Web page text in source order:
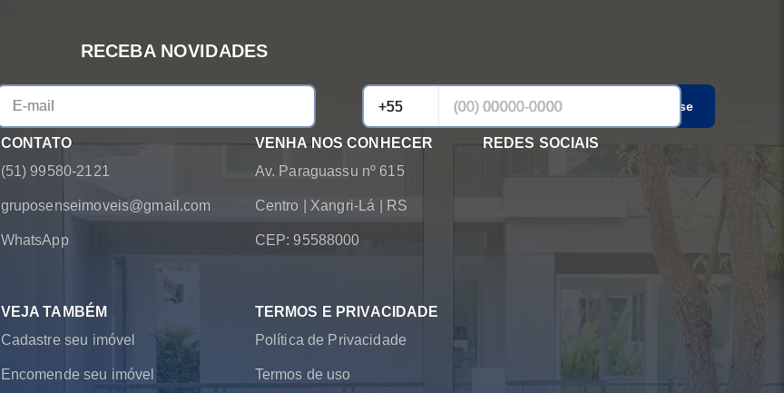
RECEBA NOVIDADES
Cadastrar-se
CONTATO
(51) 99580-2121
gruposenseimoveis@gmail.com
WhatsApp
VENHA NOS CONHECER
Av. Paraguassu nº 615
Centro Xangri-Lá RS
CEP: 95588000
REDES SOCIAIS
VEJA TAMBÉM
Cadastre seu imóvel
Encomende seu imóvel
TERMOS E PRIVACIDADE
Política de Privacidade
Termos de uso